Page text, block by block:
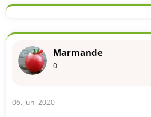
Marmande
0
06. Juni 2020